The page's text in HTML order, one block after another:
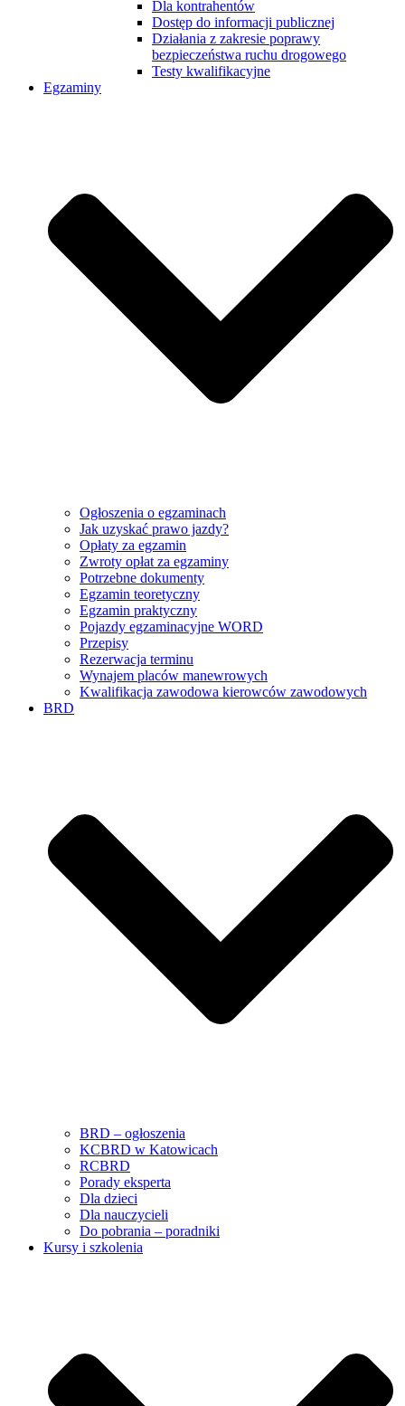
Dla kontrahentów
Dostęp do informacji publicznej
Działania z zakresie poprawy
bezpieczeństwa ruchu drogowego
Testy kwalifikacyjne
Egzaminy
Ogłoszenia o egzaminach
Jak uzyskać prawo jazdy?
Opłaty za egzamin
Zwroty opłat za egzaminy
Potrzebne dokumenty
Egzamin teoretyczny
Egzamin praktyczny
Pojazdy egzaminacyjne WORD
Przepisy
Rezerwacja terminu
Wynajem placów manewrowych
Kwalifikacja zawodowa kierowców zawodowych
BRD
BRD – ogłoszenia
KCBRD w Katowicach
RCBRD
Porady eksperta
Dla dzieci
Dla nauczycieli
Do pobrania – poradniki
Kursy i szkolenia